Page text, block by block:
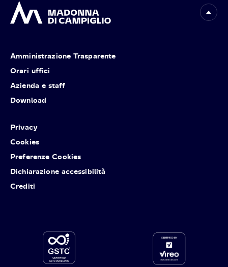
Amministrazione Trasparente
Orari uffici
Azienda e staff
Download
Privacy
Cookies
Preferenze Cookies
Dichiarazione accessibilità
Crediti